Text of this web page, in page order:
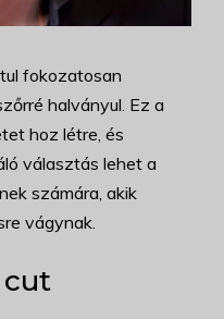
fokozatosan
halványul. Ez a
hoz létre, és
választás lehet a
számára, akik
vágynak.
cut